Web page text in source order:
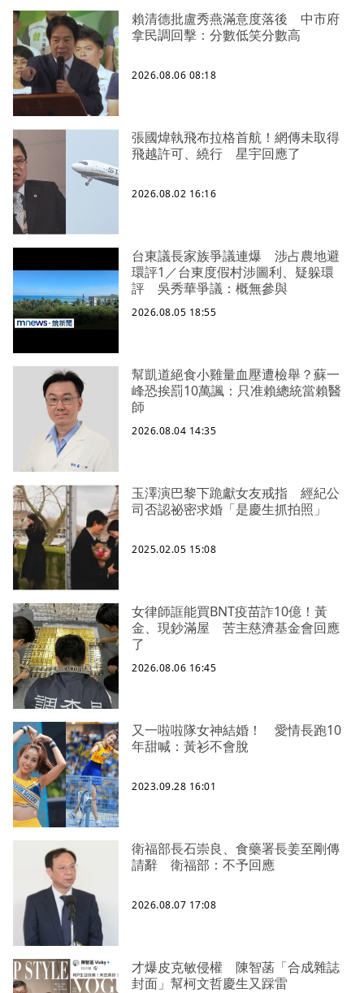
賴清德批盧秀燕滿意度落後 中市府
拿民調回擊：分數低笑分數高
2026.08.06 08:18
張國煒執飛布拉格首航！網傳未取得
飛越許可、繞行 星宇回應了
2026.08.02 16:16
台東議長家族爭議連爆 涉占農地避
環評1／台東度假村涉圖利、疑躲環
評 吳秀華爭議：概無參與
2026.08.05 18:55
幫凱道絕食小雞量血壓遭檢舉？蘇一
峰恐挨罰10萬諷：只准賴總統當賴醫
師
2026.08.04 14:35
玉澤演巴黎下跪獻女友戒指 經紀公
司否認祕密求婚「是慶生抓拍照」
2025.02.05 15:08
女律師誆能買BNT疫苗詐10億！黃
金、現鈔滿屋 苦主慈濟基金會回應
了
2026.08.06 16:45
又一啦啦隊女神結婚！ 愛情長跑10
年甜喊：黃衫不會脫
2023.09.28 16:01
衛福部長石崇良、食藥署長姜至剛傳
請辭 衛福部：不予回應
2026.08.07 17:08
才爆皮克敏侵權 陳智菡「合成雜誌
封面」幫柯文哲慶生又踩雷